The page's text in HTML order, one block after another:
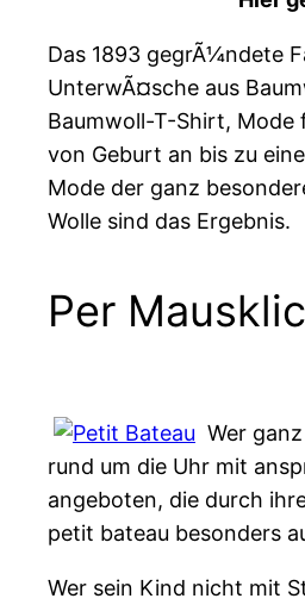
Das 1893 gegrÃ¼ndete
UnterwÃ¤sche aus
Baumwoll-T-Shirt,
von Geburt an bis zu
Mode der ganz
Wolle sind das Ergebnis.
Per
Wer
rund um die Uhr mit
angeboten, die durch
petit bateau besonders
Wer sein Kind nicht mit